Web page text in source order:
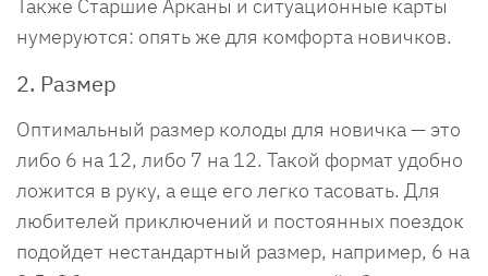
Также Старшие Арканы и ситуационные карты
нумеруются: опять же для комфорта новичков.
2. Размер
Оптимальный размер колоды для новичка — это
либо 6 на 12, либо 7 на 12. Такой формат удобно
ложится в руку, а еще его легко тасовать. Для
любителей приключений и постоянных поездок
подойдет нестандартный размер, например, 6 на